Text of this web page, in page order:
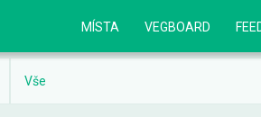
MÍSTA VEGBOARD
Vše